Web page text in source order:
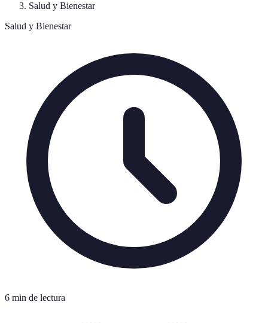
Salud y Bienestar
Salud y Bienestar
6 min de lectura